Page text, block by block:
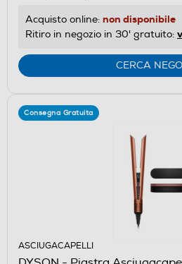
Acquisto online: non disponibile
Ritiro in negozio in 30' gratuito:
CERCA
Consegna Gratuita
ASCIUGACAPELLI